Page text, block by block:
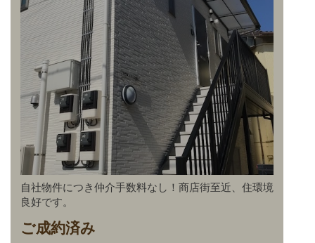
自社物件につき仲介手数料なし！商店街至近、住環境
良好です。
ご成約済み